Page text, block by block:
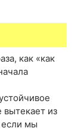
как «как
вытекает из
если мы